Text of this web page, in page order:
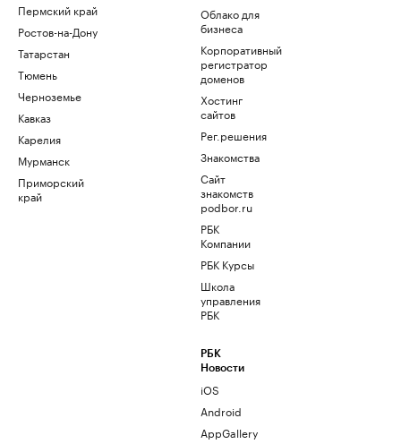
Пермский край
Ростов-на-Дону
Татарстан
Тюмень
Черноземье
Кавказ
Карелия
Мурманск
Приморский
край
Облако для
бизнеса
Корпоративный
регистратор
доменов
Хостинг
сайтов
Рег.решения
Знакомства
Сайт
знакомств
podbor.ru
РБК
Компании
РБК Курсы
Школа
управления
РБК
РБК
Новости
iOS
Android
AppGallery